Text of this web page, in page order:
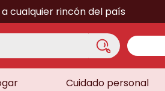
cualquier rincón del país
Cuidado personal